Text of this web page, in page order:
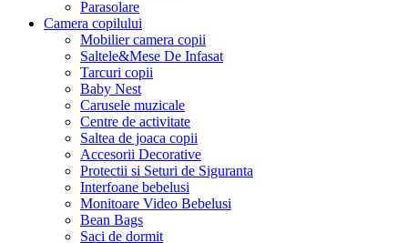
Parasolare
Camera copilului
Mobilier camera copii
Saltele&Mese De Infasat
Tarcuri copii
Baby Nest
Carusele muzicale
Centre de activitate
Saltea de joaca copii
Accesorii Decorative
Protectii si Seturi de Siguranta
Interfoane bebelusi
Monitoare Video Bebelusi
Bean Bags
Saci de dormit